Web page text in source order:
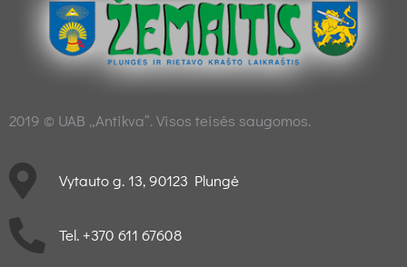
2019 © UAB „Antikva“. Visos teisės saugomos.
Vytauto g. 13, 90123 Plungė
Tel. +370 611 67608